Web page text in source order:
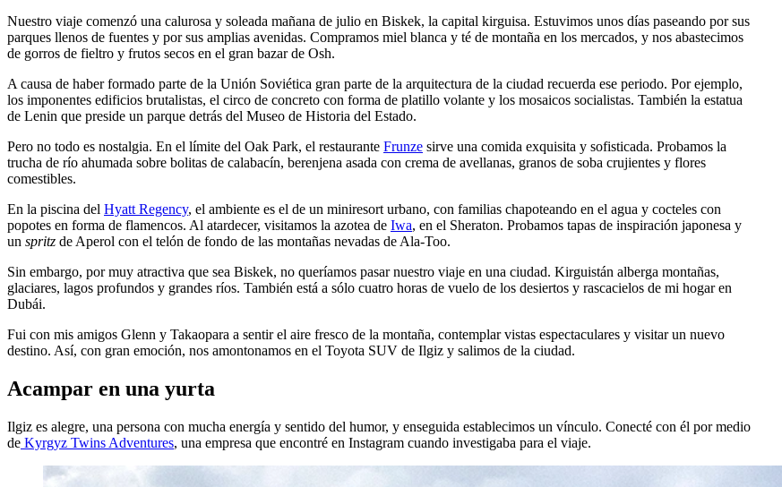
Nuestro viaje comenzó una calurosa y soleada mañana de julio en Biskek, la capital kirguisa. Estuvimos unos días paseando por sus
parques llenos de fuentes y por sus amplias avenidas. Compramos miel blanca y té de montaña en los mercados, y nos abastecimos
de gorros de fieltro y frutos secos en el gran bazar de Osh.
A causa de haber formado parte de la Unión Soviética gran parte de la arquitectura de la ciudad recuerda ese periodo. Por ejemplo,
los imponentes edificios brutalistas, el circo de concreto con forma de platillo volante y los mosaicos socialistas. También la estatua
de Lenin que preside un parque detrás del Museo de Historia del Estado.
Pero no todo es nostalgia. En el límite del Oak Park, el restaurante Frunze sirve una comida exquisita y sofisticada. Probamos la
trucha de río ahumada sobre bolitas de calabacín, berenjena asada con crema de avellanas, granos de soba crujientes y flores
comestibles.
En la piscina del Hyatt Regency, el ambiente es el de un miniresort urbano, con familias chapoteando en el agua y cocteles con
popotes en forma de flamencos. Al atardecer, visitamos la azotea de Iwa, en el Sheraton. Probamos tapas de inspiración japonesa y
un spritz de Aperol con el telón de fondo de las montañas nevadas de Ala-Too.
Sin embargo, por muy atractiva que sea Biskek, no queríamos pasar nuestro viaje en una ciudad. Kirguistán alberga montañas,
glaciares, lagos profundos y grandes ríos. También está a sólo cuatro horas de vuelo de los desiertos y rascacielos de mi hogar en
Dubái.
Fui con mis amigos Glenn y Takaopara a sentir el aire fresco de la montaña, contemplar vistas espectaculares y visitar un nuevo
destino. Así, con gran emoción, nos amontonamos en el Toyota SUV de Ilgiz y salimos de la ciudad.
Acampar en una yurta
Ilgiz es alegre, una persona con mucha energía y sentido del humor, y enseguida establecimos un vínculo. Conecté con él por medio
de Kyrgyz Twins Adventures, una empresa que encontré en Instagram cuando investigaba para el viaje.